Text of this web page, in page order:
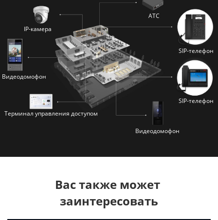
IP-камера
Видеодомофон
Терминал управления доступом
АТС
SIP-телефон
SIP-телефон
Видеодомофон
Вас также может
заинтересовать